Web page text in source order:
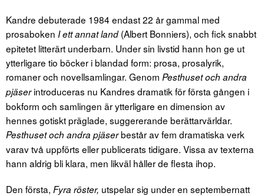
Kandre debuterade 1984 endast 22 år gammal med
prosaboken I ett annat land(Albert Bonniers), och fick snabbt
epitetet litterärt underbarn. Under sin livstid hann hon ge ut
ytterligare tio böcker i blandad form: prosa, prosalyrik,
romaner och novellsamlingar. Genom Pesthuset och andra
pjäserintroduceras nu Kandres dramatik för första gången i
bokform och samlingen är ytterligare en dimension av
hennes gotiskt präglade, suggererande berättarvärldar.
Pesthuset och andra pjäserbestår av fem dramatiska verk
varav två uppförts eller publicerats tidigare. Vissa av texterna
hann aldrig bli klara, men likväl håller de flesta ihop.
Den första, Fyra röster, utspelar sig under en septembernatt